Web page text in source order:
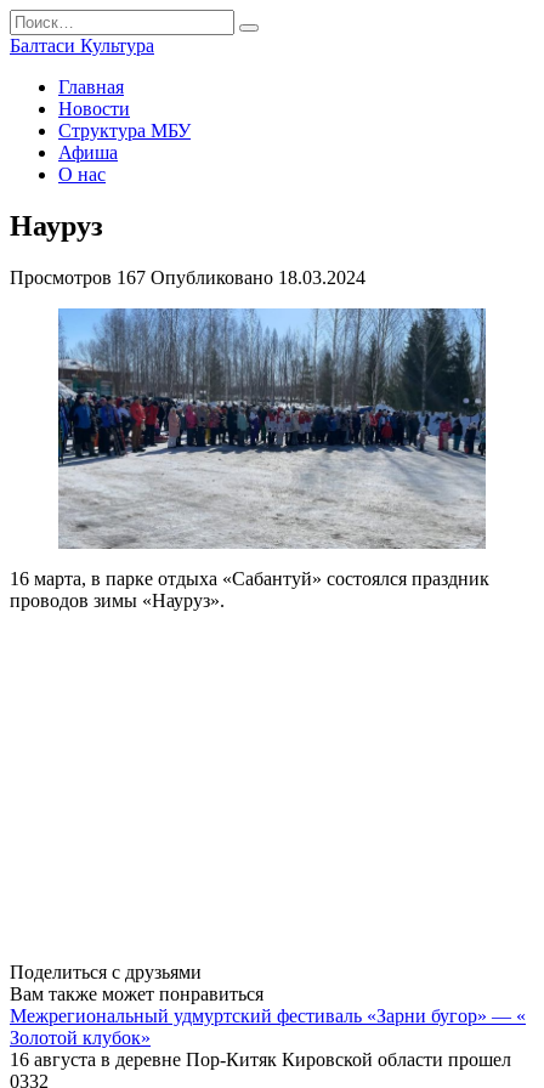
Перейти
к
содержанию
Search
for:
Балтаси Культура
Главная
Новости
Структура МБУ
Афиша
О нас
Науруз
Просмотров 167 Опубликовано 18.03.2024
16 марта, в парке отдыха «Сабантуй» состоялся праздник
проводов зимы «Науруз».
Поделиться с друзьями
Вам также может понравиться
Межрегиональный удмуртский фестиваль «Зарни бугор» — «
Золотой клубок»
16 августа в деревне Пор-Китяк Кировской области прошел
0332